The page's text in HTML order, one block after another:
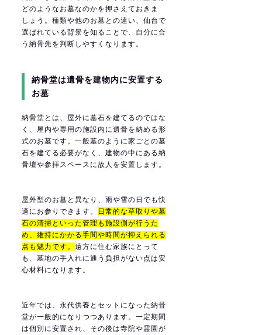
どのようなお墓なのかを押さえておきま
しょう。種類や他のお墓との違い、仙台で
選ばれている背景を知ることで、自分に合
う納骨先を判断しやすくなります。
納骨堂は遺骨を建物内に安置する
お墓
納骨堂とは、屋外に墓石を建てるのではな
く、屋内や専用の施設内に遺骨を納める形
式のお墓です。一般墓のように家ごとの墓
石を建てる必要がなく、建物の中にある納
骨壇や参拝スペースに故人を安置します。
屋外型のお墓と異なり、雨や雪の日でも快
適にお参りできます。
日常的な草取りや墓
石の清掃といった管理も施設側が行うた
め、維持にかかる手間や時間が抑えられる
点も魅力です。遠方に住む家族にとって
も、墓地の手入れに通う負担がない点は安
心材料になります。
近年では、永代供養とセットになった納骨
堂が一般的になりつつあります。一定期間
は個別に安置され、その後は寺院や霊園が